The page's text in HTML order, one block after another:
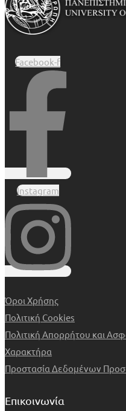
Facebook-f
Instagram
Όροι Χρήσης
Πολιτική Cookies
Πολιτική Απορρήτου και
Χαρακτήρα
Προστασία Δεδομένων
Επικοινωνία